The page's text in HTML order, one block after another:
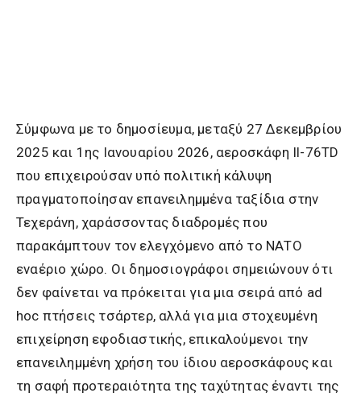
Σύμφωνα με το δημοσίευμα, μεταξύ 27 Δεκεμβρίου
2025 και 1ης Ιανουαρίου 2026, αεροσκάφη Il-76TD
που επιχειρούσαν υπό πολιτική κάλυψη
πραγματοποίησαν επανειλημμένα ταξίδια στην
Τεχεράνη, χαράσσοντας διαδρομές που
παρακάμπτουν τον ελεγχόμενο από το ΝΑΤΟ
εναέριο χώρο. Οι δημοσιογράφοι σημειώνουν ότι
δεν φαίνεται να πρόκειται για μια σειρά από ad
hoc πτήσεις τσάρτερ, αλλά για μια στοχευμένη
επιχείρηση εφοδιαστικής, επικαλούμενοι την
επανειλημμένη χρήση του ίδιου αεροσκάφους και
τη σαφή προτεραιότητα της ταχύτητας έναντι της